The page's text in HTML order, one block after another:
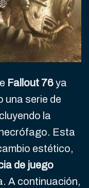
Fallout 76ya
una serie de
la
Esta
estético,
de juego
A continuación,